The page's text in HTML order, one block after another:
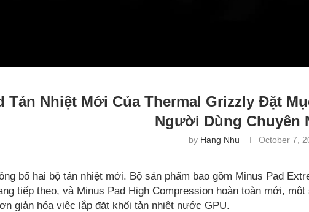
Tản Nhiệt Mới Của Thermal Grizzly Đặt
Người Dùng Chuyên
by Hang Nhu October 7,
bố hai bộ tản nhiệt mới. Bộ sản phẩm bao gồm Minus Pad
tiếp theo, và Minus Pad High Compression hoàn toàn mới, một
giản hóa việc lắp đặt khối tản nhiệt nước GPU.